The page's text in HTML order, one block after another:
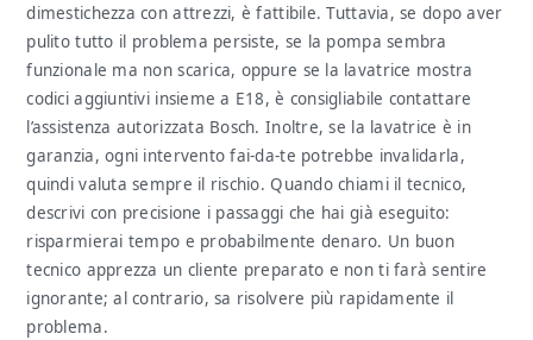
dimestichezza con attrezzi, è fattibile. Tuttavia, se dopo aver
pulito tutto il problema persiste, se la pompa sembra
funzionale ma non scarica, oppure se la lavatrice mostra
codici aggiuntivi insieme a E18, è consigliabile contattare
l’assistenza autorizzata Bosch. Inoltre, se la lavatrice è in
garanzia, ogni intervento fai-da-te potrebbe invalidarla,
quindi valuta sempre il rischio. Quando chiami il tecnico,
descrivi con precisione i passaggi che hai già eseguito:
risparmierai tempo e probabilmente denaro. Un buon
tecnico apprezza un cliente preparato e non ti farà sentire
ignorante; al contrario, sa risolvere più rapidamente il
problema.